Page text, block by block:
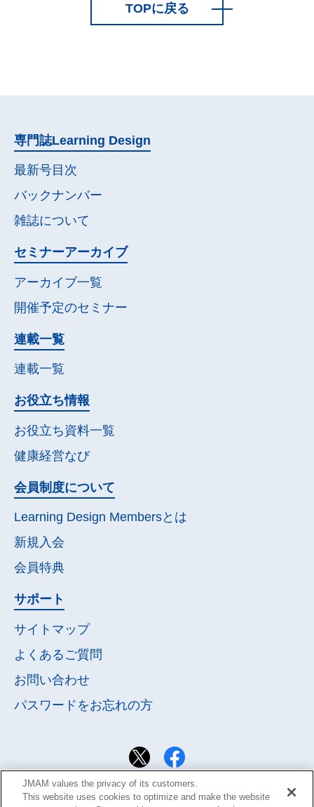
TOPに戻る
専門誌Learning Design
最新号目次
バックナンバー
雑誌について
セミナーアーカイブ
アーカイブ一覧
開催予定のセミナー
連載一覧
連載一覧
お役立ち情報
お役立ち資料一覧
健康経営なび
会員制度について
Learning Design Membersとは
新規入会
会員特典
サポート
サイトマップ
よくあるご質問
お問い合わせ
パスワードをお忘れの方
JMAM values the privacy of its customers.
This website uses cookies to optimize and make the website